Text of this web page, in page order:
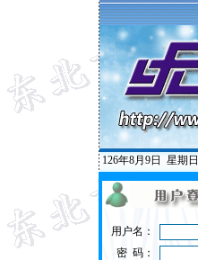
126年8月9日 星期日
用户名：
密 码：